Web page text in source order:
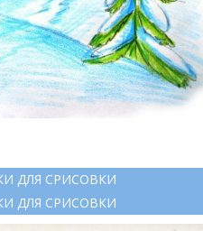
ДЛЯ СРИСОВКИ
ДЛЯ СРИСОВКИ